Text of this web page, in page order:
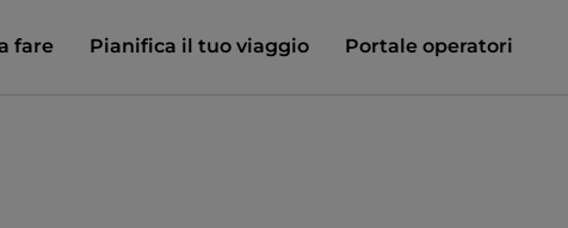
fare Pianifica il tuo viaggio Portale operatori